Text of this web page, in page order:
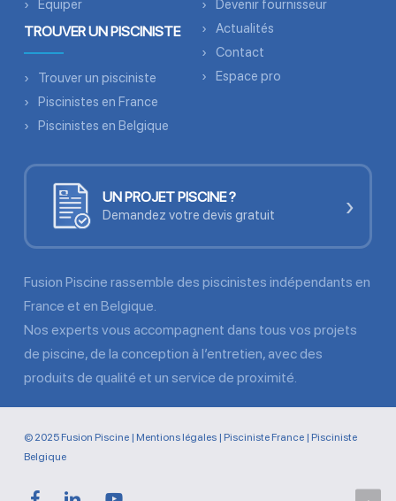
Équiper
TROUVER UN PISCINISTE
Trouver un pisciniste
Piscinistes en France
Piscinistes en Belgique
Devenir fournisseur
Actualités
Contact
Espace pro
UN PROJET PISCINE ?
Demandez votre devis gratuit ›
Fusion Piscine rassemble des piscinistes indépendants en
France et en Belgique.
Nos experts vous accompagnent dans tous vos projets
de piscine, de la conception à l’entretien, avec des
produits de qualité et un service de proximité.
© 2025 Fusion Piscine | Mentions légales| Pisciniste France| Pisciniste
Belgique
facebooklinkedin youtube